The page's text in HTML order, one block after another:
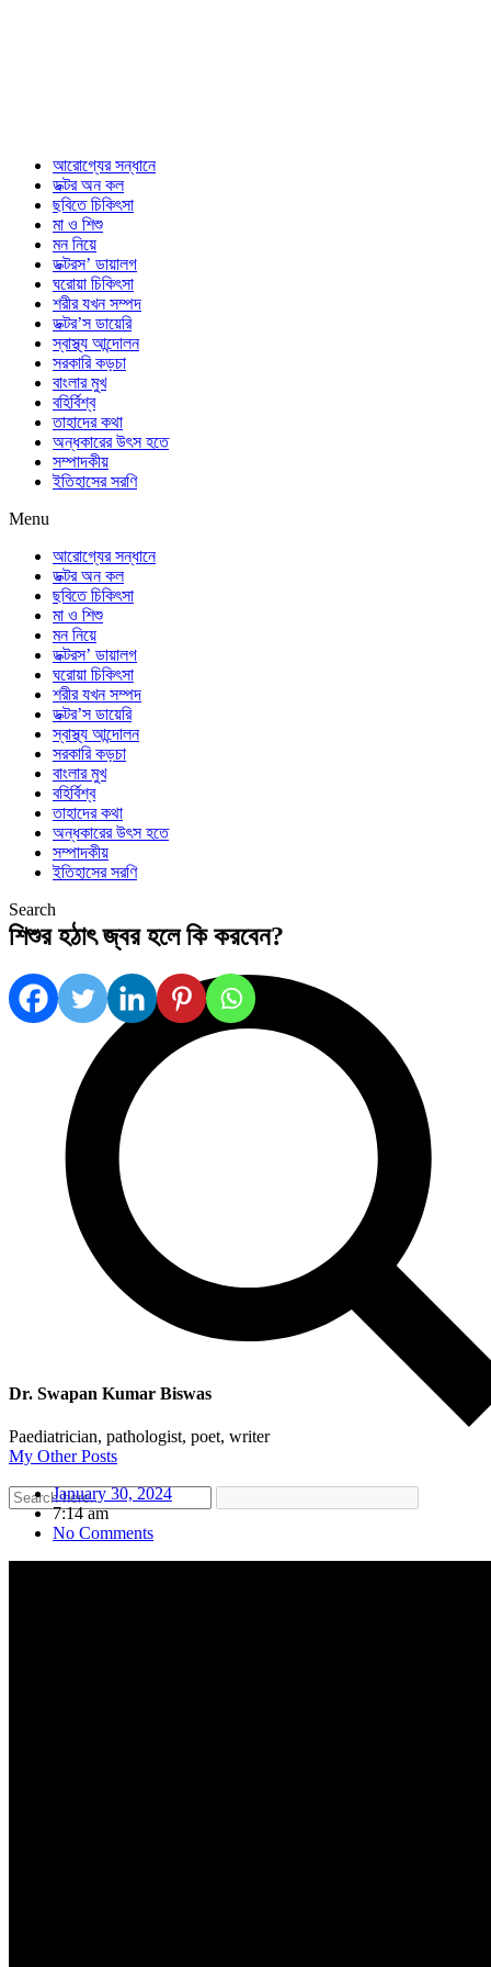
আরোগ্যের সন্ধানে
ডক্টর অন কল
ছবিতে চিকিৎসা
মা ও শিশু
মন নিয়ে
ডক্টরস’ ডায়ালগ
ঘরোয়া চিকিৎসা
শরীর যখন সম্পদ
ডক্টর’স ডায়েরি
স্বাস্থ্য আন্দোলন
সরকারি কড়চা
বাংলার মুখ
বহির্বিশ্ব
তাহাদের কথা
অন্ধকারের উৎস হতে
সম্পাদকীয়
ইতিহাসের সরণি
Menu
আরোগ্যের সন্ধানে
ডক্টর অন কল
ছবিতে চিকিৎসা
মা ও শিশু
মন নিয়ে
ডক্টরস’ ডায়ালগ
ঘরোয়া চিকিৎসা
শরীর যখন সম্পদ
ডক্টর’স ডায়েরি
স্বাস্থ্য আন্দোলন
সরকারি কড়চা
বাংলার মুখ
বহির্বিশ্ব
তাহাদের কথা
অন্ধকারের উৎস হতে
সম্পাদকীয়
ইতিহাসের সরণি
Search
শিশুর হঠাৎ জ্বর হলে কি করবেন?
Dr. Swapan Kumar Biswas
Paediatrician, pathologist, poet, writer
My Other Posts
January 30, 2024
7:14 am
No Comments